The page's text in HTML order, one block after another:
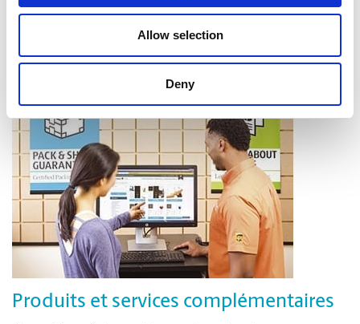
Allow selection
Deny
Laminage
Produits et services complémentaires